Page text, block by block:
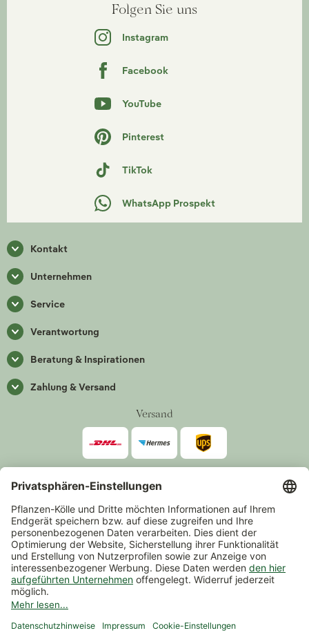
Folgen Sie uns
Instagram
Facebook
YouTube
Pinterest
TikTok
WhatsApp Prospekt
Kontakt
Unternehmen
Service
Verantwortung
Beratung & Inspirationen
Zahlung & Versand
Versand
*Alle Preise inkl. gesetzlicher Mehrwertsteuer zzgl.Versand
Mindestbestellwert 14,90 €, ausgenommen sind Gutscheine und
Events.